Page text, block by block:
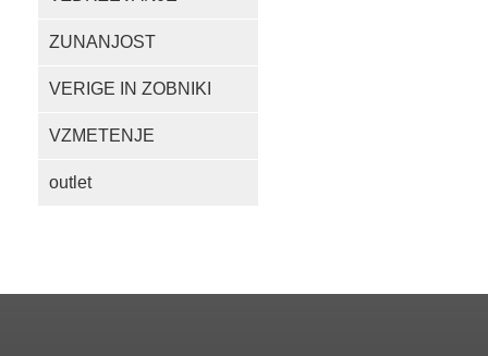
ZUNANJOST
VERIGE IN ZOBNIKI
VZMETENJE
outlet